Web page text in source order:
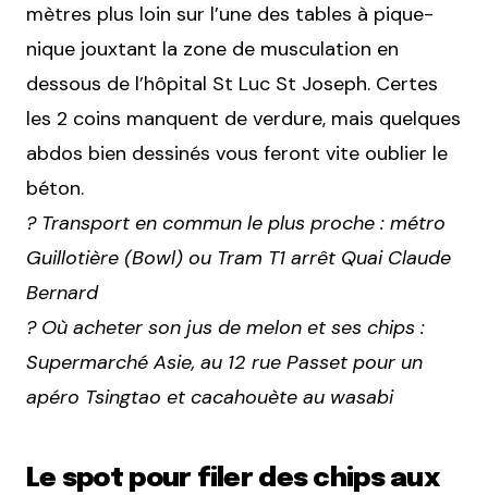
mètres plus loin sur l’une des tables à pique-
nique jouxtant la zone de musculation en
dessous de l’hôpital St Luc St Joseph. Certes
les 2 coins manquent de verdure, mais quelques
abdos bien dessinés vous feront vite oublier le
béton.
? Transport en commun le plus proche : métro
Guillotière (Bowl) ou Tram T1 arrêt Quai Claude
Bernard
? Où acheter son jus de melon et ses chips :
Supermarché Asie, au 12 rue Passet pour un
apéro Tsingtao et cacahouète au wasabi
Le spot pour filer des chips aux